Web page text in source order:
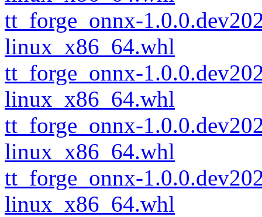
tt_forge_onnx-
linux_x86_64.whl
tt_forge_onnx-
linux_x86_64.whl
tt_forge_onnx-
linux_x86_64.whl
tt_forge_onnx-
linux_x86_64.whl